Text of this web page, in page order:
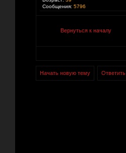
Сообщения: 5796
Вернуться к началу
Начать новую тему Ответить